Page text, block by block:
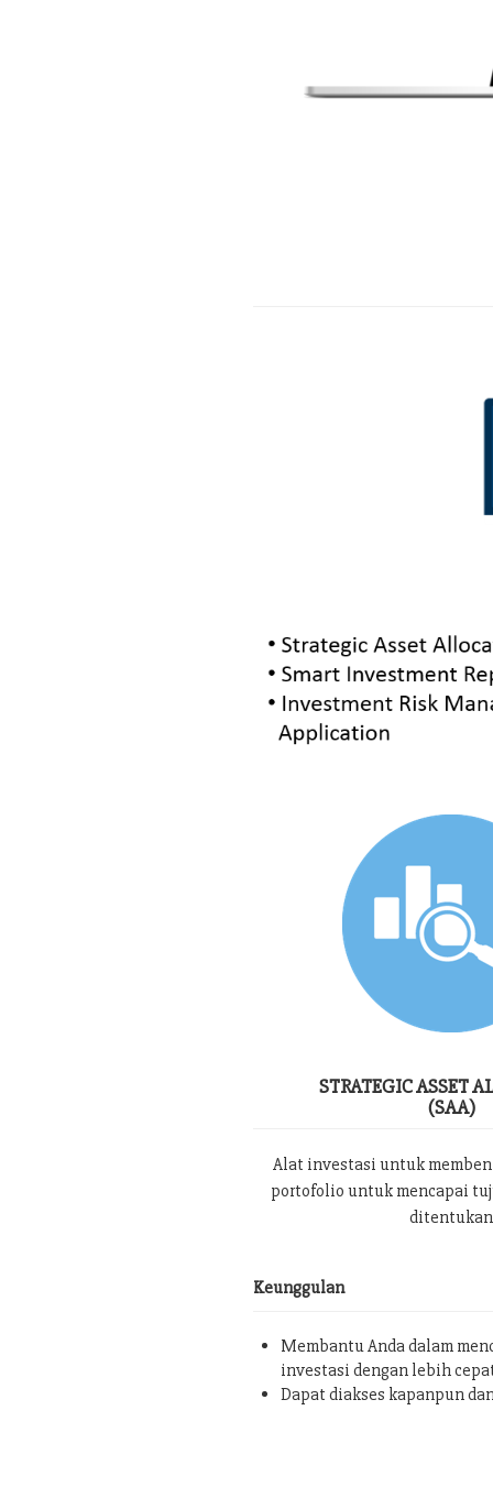
STRATEGIC ASSET
(SAA)
Alat investasi untuk
portofolio untuk mencapai
ditentukan
Keunggulan
Membantu Anda dalam
investasi dengan lebih
Dapat diakses kapanpun